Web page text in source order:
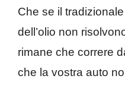
Che se il
dell’olio non
rimane che correre
che la vostra auto